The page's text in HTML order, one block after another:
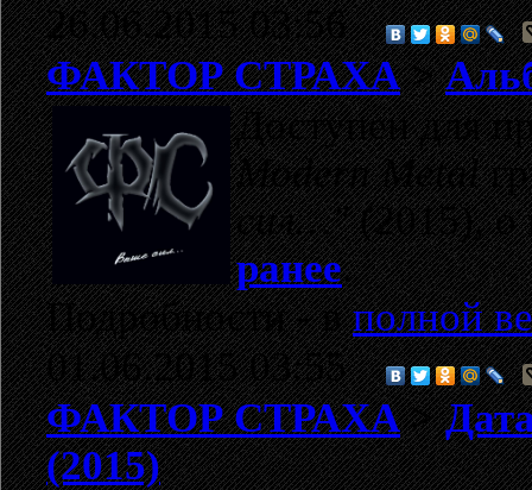
26.06.2015 03:56
ФАКТОР СТРАХА>
Доступен для
Modern Metal
сил…"(2015), о
ранее.
Подробности - вполной
01.06.2015 03:55
ФАКТОР СТРАХА>
(2015)